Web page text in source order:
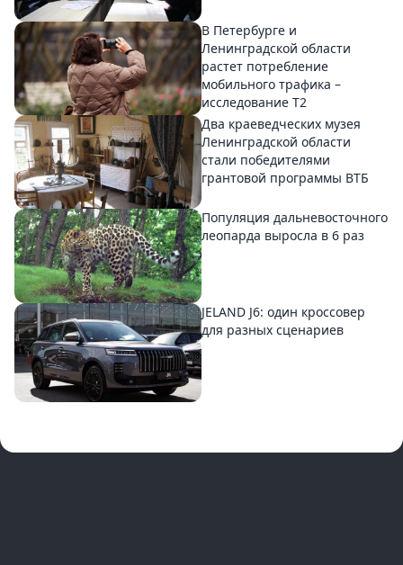
В Петербурге и
Ленинградской области
растет потребление
мобильного трафика –
исследование T2
Два краеведческих музея
Ленинградской области
стали победителями
грантовой программы ВТБ
Популяция дальневосточного
леопарда выросла в 6 раз
JELAND J6: один кроссовер
для разных сценариев